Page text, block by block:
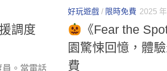
調度
。當電話
好玩遊戲 / 限時免費 2025
《Fear the
園驚悚回憶，體
費